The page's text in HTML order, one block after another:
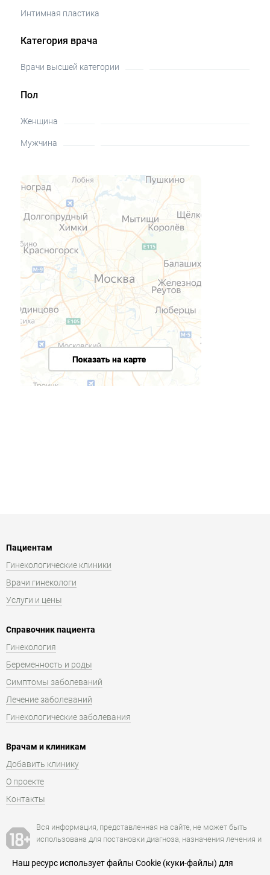
Интимная пластика
Категория врача
Врачи высшей категории
Пол
Женщина
Мужчина
Пациентам
Гинекологические клиники
Врачи гинекологи
Услуги и цены
Справочник пациента
Гинекология
Беременность и роды
Симптомы заболеваний
Лечение заболеваний
Гинекологические заболевания
Врачам и клиникам
Добавить клинику
О проекте
Контакты
Вся информация, представленная на сайте, не может быть
использована для постановки диагноза, назначения лечения и
Наш ресурс использует файлы Cookie (куки-файлы) для